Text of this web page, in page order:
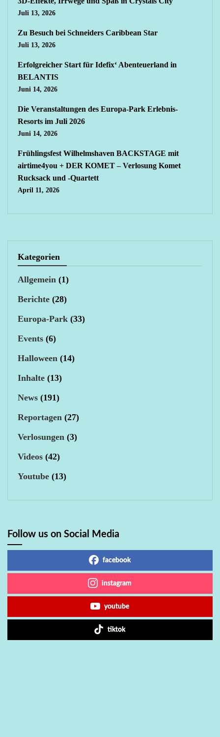
Juli 13, 2026
Zu Besuch bei Schneiders Caribbean Star
Juli 13, 2026
Erfolgreicher Start für Idefix‘ Abenteuerland in
BELANTIS
Juni 14, 2026
Die Veranstaltungen des Europa-Park Erlebnis-
Resorts im Juli 2026
Juni 14, 2026
Frühlingsfest Wilhelmshaven BACKSTAGE mit
airtime4you + DER KOMET – Verlosung Komet
Rucksack und -Quartett
April 11, 2026
Kategorien
Allgemein (1)
Berichte (28)
Europa-Park (33)
Events (6)
Halloween (14)
Inhalte (13)
News (191)
Reportagen (27)
Verlosungen (3)
Videos (42)
Youtube (13)
Follow us on Social Media
facebook
instagram
youtube
tiktok